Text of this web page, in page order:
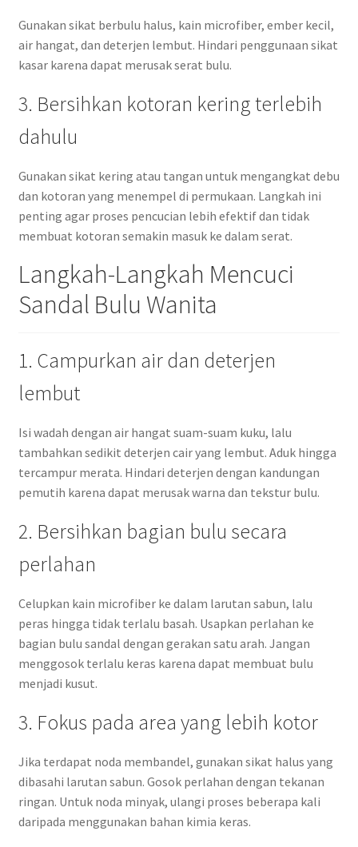
Gunakan sikat berbulu halus, kain microfiber, ember kecil,
air hangat, dan deterjen lembut. Hindari penggunaan sikat
kasar karena dapat merusak serat bulu.
3. Bersihkan kotoran kering terlebih
dahulu
Gunakan sikat kering atau tangan untuk mengangkat debu
dan kotoran yang menempel di permukaan. Langkah ini
penting agar proses pencucian lebih efektif dan tidak
membuat kotoran semakin masuk ke dalam serat.
Langkah-Langkah Mencuci
Sandal Bulu Wanita
1. Campurkan air dan deterjen
lembut
Isi wadah dengan air hangat suam-suam kuku, lalu
tambahkan sedikit deterjen cair yang lembut. Aduk hingga
tercampur merata. Hindari deterjen dengan kandungan
pemutih karena dapat merusak warna dan tekstur bulu.
2. Bersihkan bagian bulu secara
perlahan
Celupkan kain microfiber ke dalam larutan sabun, lalu
peras hingga tidak terlalu basah. Usapkan perlahan ke
bagian bulu sandal dengan gerakan satu arah. Jangan
menggosok terlalu keras karena dapat membuat bulu
menjadi kusut.
3. Fokus pada area yang lebih kotor
Jika terdapat noda membandel, gunakan sikat halus yang
dibasahi larutan sabun. Gosok perlahan dengan tekanan
ringan. Untuk noda minyak, ulangi proses beberapa kali
daripada menggunakan bahan kimia keras.